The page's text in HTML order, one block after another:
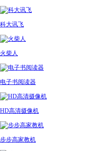
科大讯飞
火柴人
电子书阅读器
HD高清摄像机
步步高家教机